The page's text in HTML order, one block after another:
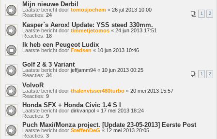
Mijn nieuwe Derbi!
Laatste bericht door tomosjochem « 26 jul 2013 10:00
Reacties: 24 1 2
Kasper`s Aerox! Update: YSS steed 330mm.
Laatste bericht door timmetjetomos « 24 jun 2013 17:51
Reacties: 18
Ik heb een Peugeot Ludix
Laatste bericht doorFredsen « 10 jun 2013 10:46
Golf 2 & 3 Variant
Laatste bericht door jeffjamm94 « 10 jun 2013 00:25
Reacties: 34 1 2
VolvoR
Laatste bericht door thalenvisser480turbo « 20 mei 2013 15:57
Reacties: 9
Honda SFX + Honda Civic 1.4 S I
Laatste bericht door dirkvanpol « 17 mei 2013 18:24
Reacties: 9
Puch Maxi/Monza project. [Update 23-05-2013] Eerste Post
Laatste bericht door SteffenDeG « 12 mei 2013 20:05
Reacties: 3